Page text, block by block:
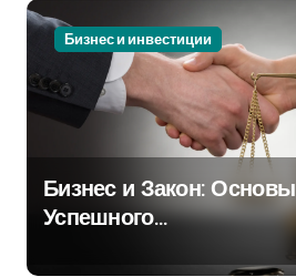
Бизнес и инвестиции
Бизнес и Закон: Основы
Успешного